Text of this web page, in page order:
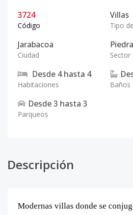
3724
Código
Villas
Tipo
Jarabacoa
Ciudad Sector
Desde 4hasta 4
Habitaciones Baños
Desde3 hasta 3
Parqueos
Descripción
Modernas villas donde se